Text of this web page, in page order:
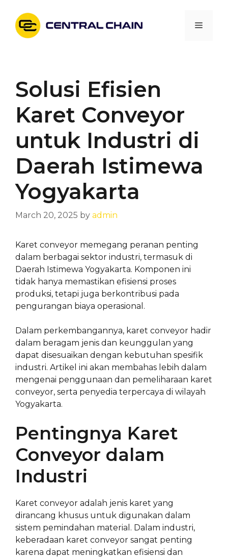
content
Menu
Solusi Efisien
Karet Conveyor
untuk Industri di
Daerah Istimewa
Yogyakarta
March 20, 2025 by admin
Karet conveyor memegang peranan penting
dalam berbagai sektor industri, termasuk di
Daerah Istimewa Yogyakarta. Komponen ini
tidak hanya memastikan efisiensi proses
produksi, tetapi juga berkontribusi pada
pengurangan biaya operasional.
Dalam perkembangannya, karet conveyor hadir
dalam beragam jenis dan keunggulan yang
dapat disesuaikan dengan kebutuhan spesifik
industri. Artikel ini akan membahas lebih dalam
mengenai penggunaan dan pemeliharaan karet
conveyor, serta penyedia terpercaya di wilayah
Yogyakarta.
Pentingnya Karet
Conveyor dalam
Industri
Karet conveyor adalah jenis karet yang
dirancang khusus untuk digunakan dalam
sistem pemindahan material. Dalam industri,
keberadaan karet conveyor sangat penting
karena dapat meningkatkan efisiensi dan